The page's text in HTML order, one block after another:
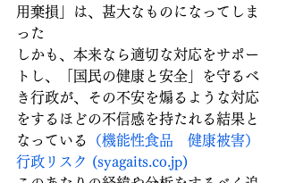
用棄損」は、甚大なものになってしま
った
しかも、本来なら適切な対応をサポー
トし、「国民の健康と安全」を守るべ
き行政が、その不安を煽るような対応
をするほどの不信感を持たれる結果と
なっている
（機能性食品　健康被害）
行政リスク (syagaits.co.jp)